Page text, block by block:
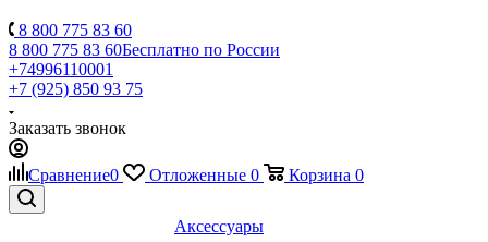
8 800 775 83 60
8 800 775 83 60Бесплатно по России
+74996110001
+7 (925) 850 93 75
Заказать звонок
Сравнение0 Отложенные 0 Корзина 0
Аксессуары